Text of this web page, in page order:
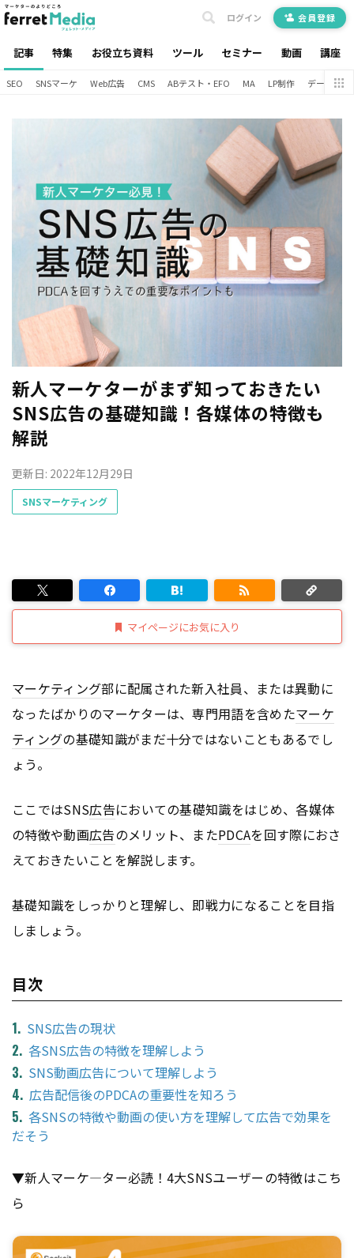
記事 特集 お役立ち資料 ツール セミナー 動画 講座
ログイン 会員登録
SEO SNSマーケ Web広告 CMS ABテスト・EFO MA LP制作 データ分析
新人マーケターがまず知っておきたい
SNS広告の基礎知識！各媒体の特徴も
解説
更新日: 2022年12月29日
SNSマーケティング
マイページにお気に入り
マーケティング部に配属された新入社員、または異動に
なったばかりのマーケターは、専門用語を含めたマーケ
ティングの基礎知識がまだ十分ではないこともあるでし
ょう。
ここではSNS広告においての基礎知識をはじめ、各媒体
の特徴や動画広告のメリット、またPDCAを回す際におさ
えておきたいことを解説します。
基礎知識をしっかりと理解し、即戦力になることを目指
しましょう。
目次
SNS広告の現状
各SNS広告の特徴を理解しよう
SNS動画広告について理解しよう
広告配信後のPDCAの重要性を知ろう
各SNSの特徴や動画の使い方を理解して広告で効果を
だそう
▼新人マーケ―ター必読！4大SNSユーザーの特徴はこち
ら